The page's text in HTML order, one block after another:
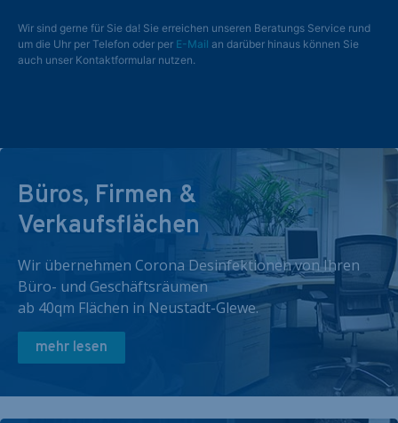
Wir sind gerne für Sie da! Sie erreichen unseren Beratungs Service rund
um die Uhr per Telefon oder per E-Mail an darüber hinaus können Sie
auch unser Kontaktformular nutzen.
Büros, Firmen &
Verkaufsflächen
Wir übernehmen Corona Desinfektionen von Ihren
Büro- und Geschäftsräumen
ab 40qm Flächen in Neustadt-Glewe.
mehr lesen